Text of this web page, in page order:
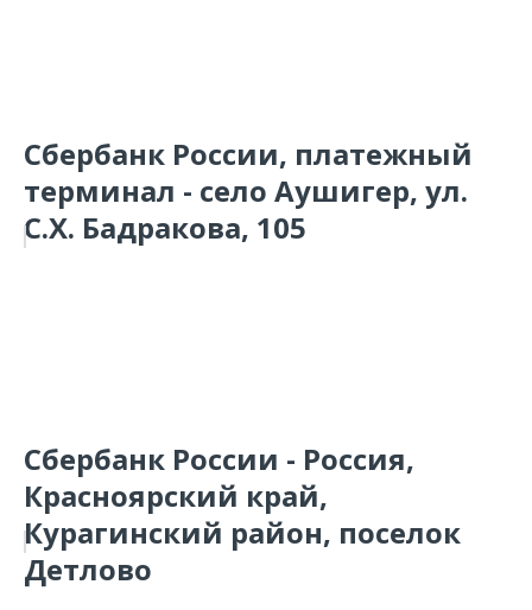
Сбербанк России, платежный
терминал - село Аушигер, ул.
С.Х. Бадракова, 105
Сбербанк России - Россия,
Красноярский край,
Курагинский район, поселок
Детлово